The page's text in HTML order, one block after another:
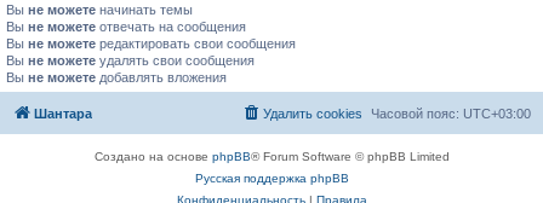
Вы не можете начинать темы
Вы не можете отвечать на сообщения
Вы не можете редактировать свои сообщения
Вы не можете удалять свои сообщения
Вы не можете добавлять вложения
Шантара Часовой пояс: UTC+03:00
Удалить cookies
Создано на основе phpBB® Forum Software © phpBB Limited
Русская поддержка phpBB
Конфиденциальность| Правила